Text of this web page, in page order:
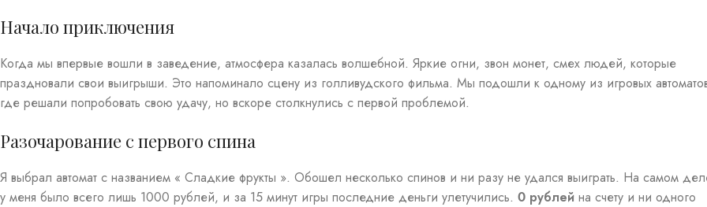
Начало приключения
Когда мы впервые вошли в заведение, атмосфера казалась волшебной. Яркие огни, звон монет, смех людей, которые
праздновали свои выигрыши. Это напоминало сцену из голливудского фильма. Мы подошли к одному из игровых
где решали попробовать свою удачу, но вскоре столкнулись с первой проблемой.
Разочарование с первого спина
Я выбрал автомат с названием « Сладкие фрукты ». Обошел несколько спинов и ни разу не удался выиграть. На самом
у меня было всего лишь 1000 рублей, и за 15 минут игры последние деньги улетучились. 0 рублей на счету и ни одного